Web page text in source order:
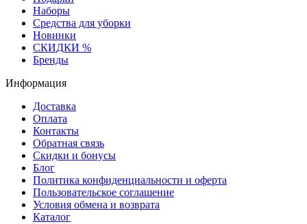
Наборы
Средства для уборки
Новинки
СКИДКИ %
Бренды
Информация
Доставка
Оплата
Контакты
Обратная связь
Скидки и бонусы
Блог
Политика конфиденциальности и оферта
Пользовательское соглашение
Условия обмена и возврата
Каталог